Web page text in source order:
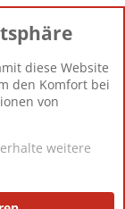
12.427
Berlin
diese Website
den Komfort bei
von
weitere